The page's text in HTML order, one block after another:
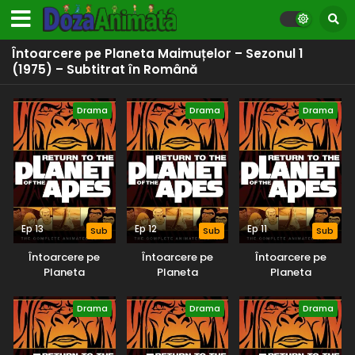
Întoarcere pe Planeta Maimuțelor – Sezonul 1
(1975) – Subtitrat în Română
Drama
Ep 13 Sub
Întoarcere pe
Planeta
Sezonul 1 (1975) –
Subtitrat în
Română
Drama
Ep 12 Sub
Întoarcere pe
Planeta
Sezonul 1 (1975) –
Subtitrat în
Română
Drama
Ep 11 Sub
Întoarcere pe
Planeta
Sezonul 1 (1975) –
Subtitrat în
Română
Drama Drama Drama